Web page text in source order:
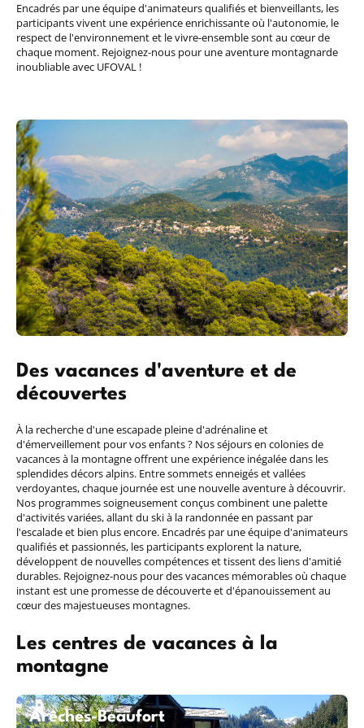
Encadrés par une équipe d'animateurs qualifiés et bienveillants, les
participants vivent une expérience enrichissante où l'autonomie, le
respect de l'environnement et le vivre-ensemble sont au cœur de
chaque moment. Rejoignez-nous pour une aventure montagnarde
inoubliable avec UFOVAL !
Des vacances d'aventure et de
découvertes
À la recherche d'une escapade pleine d'adrénaline et
d'émerveillement pour vos enfants ? Nos séjours en colonies de
vacances à la montagne offrent une expérience inégalée dans les
splendides décors alpins. Entre sommets enneigés et vallées
verdoyantes, chaque journée est une nouvelle aventure à découvrir.
Nos programmes soigneusement conçus combinent une palette
d'activités variées, allant du ski à la randonnée en passant par
l'escalade et bien plus encore. Encadrés par une équipe d'animateurs
qualifiés et passionnés, les participants explorent la nature,
développent de nouvelles compétences et tissent des liens d'amitié
durables. Rejoignez-nous pour des vacances mémorables où chaque
instant est une promesse de découverte et d'épanouissement au
cœur des majestueuses montagnes.
Les centres de vacances à la
montagne
Arêches-Beaufort